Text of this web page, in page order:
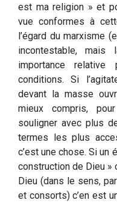
est ma religion » et
vue conformes à
l’égard du marxisme
incontestable,
importance
conditions. Si
devant la masse
mieux compris,
souligner avec plus
termes les plus
c’est une chose. Si un
construction de Dieu
Dieu (dans le sens,
et consorts) c’en est